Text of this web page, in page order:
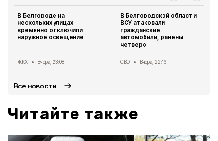
В Белгороде на
нескольких улицах
временно отключили
наружное освещение
ЖКХ Вчера, 23:08
В Белгородской области
ВСУ атаковали
гражданские
автомобили, ранены
четверо
СВО Вчера, 22:16
Все новости
Читайте также